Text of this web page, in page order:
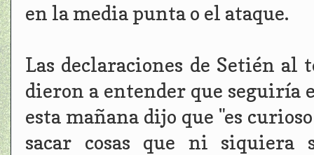
en la media punta o el ataque.
Las declaraciones de Setién
dieron a entender que seguiría
esta mañana dijo que "es
sacar cosas que ni siquiera